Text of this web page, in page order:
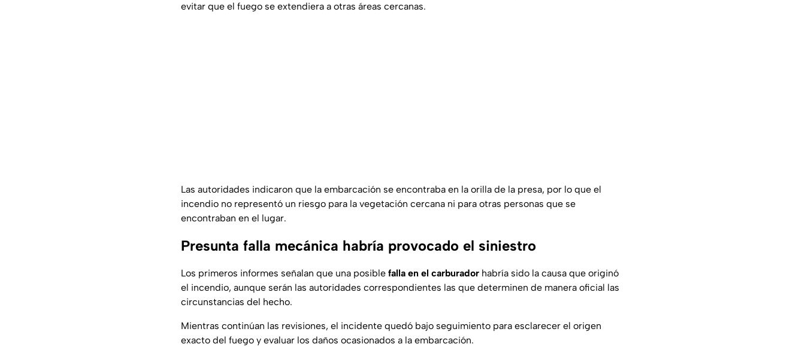
evitar que el fuego se extendiera a otras áreas cercanas.
Las autoridades indicaron que la embarcación se encontraba en la orilla de la presa, por lo que el
incendio no representó un riesgo para la vegetación cercana ni para otras personas que se
encontraban en el lugar.
Presunta falla mecánica habría provocado el siniestro
Los primeros informes señalan que una posible falla en el carburador habría sido la causa que originó
el incendio, aunque serán las autoridades correspondientes las que determinen de manera oficial las
circunstancias del hecho.
Mientras continúan las revisiones, el incidente quedó bajo seguimiento para esclarecer el origen
exacto del fuego y evaluar los daños ocasionados a la embarcación.